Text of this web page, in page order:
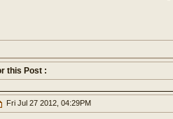
this Post :
Fri Jul 27 2012, 04:29PM